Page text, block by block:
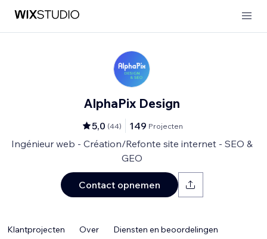
AlphaPix Design
5,0 (44) 149 Projecten
Ingénieur web - Création/Refonte site internet - SEO &
GEO
Contact opnemen
Klantprojecten Over Diensten en beoordelingen